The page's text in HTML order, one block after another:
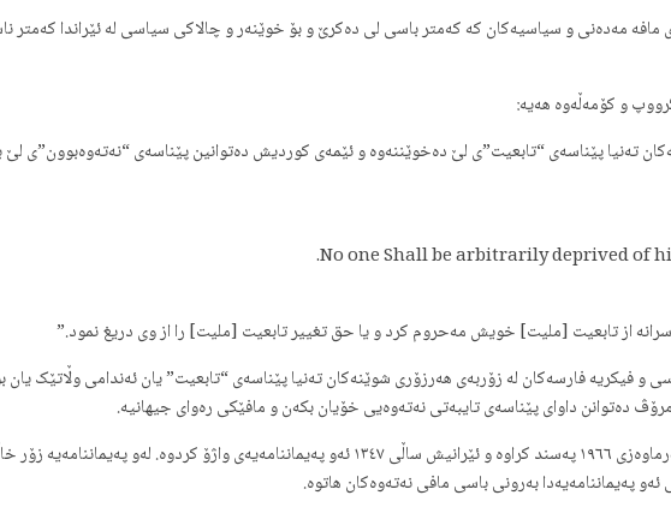
مەدەنی و سیاسیەکان کە کەمتر باسی لی دەکرێ و بۆ خوێنەر و چالاکی سیاسی لە ئێراندا کەمتر
و کۆمەڵەوە هەیە:
No one Shall be arbitrarily deprived of
از تابعیت [ملیت] خویش مەحروم کرد و یا حق تغییر تابعیت [ملیت] را از وی دریغ نمود.”
دەتوانن داوای پێناسەی تایبەتی نەتەوەیی خۆیان بکەن و مافێکی رەوای جیهانیە.
لەمە روونتر و گرنگتریش پەیماننامەی مافە سیاسی و مەدەنیەکانە کە لە ٢٥ی سەرماوەزی ١٩٦٦ پەسند کراوە و ئێرانیش ساڵی ١٣٤٧ ئەو
پەیماننامەیەدا بەرونی باسی مافی نەتەوەکان هاتوە.